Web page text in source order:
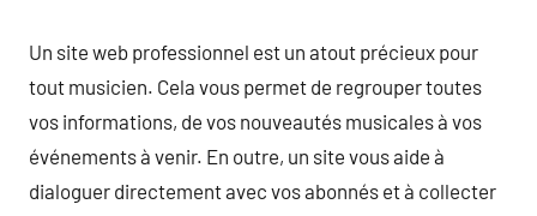
Un site web professionnel est un atout précieux pour
tout musicien. Cela vous permet de regrouper toutes
vos informations, de vos nouveautés musicales à vos
événements à venir. En outre, un site vous aide à
dialoguer directement avec vos abonnés et à collecter